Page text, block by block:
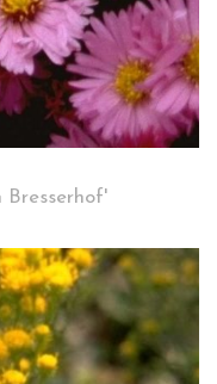
Bresserhof'